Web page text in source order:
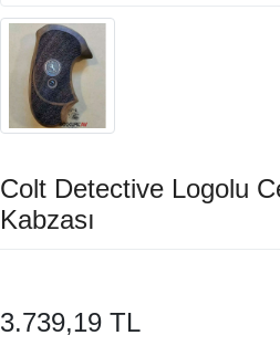
Colt Detective Logolu
Kabzası
3.739,19 TL